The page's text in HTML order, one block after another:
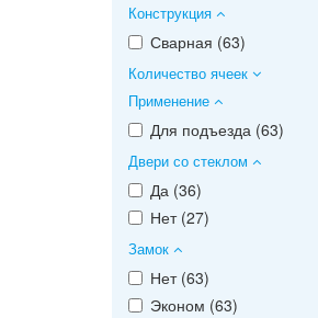
Конструкция
Сварная (63)
Количество ячеек
Применение
Для подъезда (63)
Двери со стеклом
Да (36)
Нет (27)
Замок
Нет (63)
Эконом (63)